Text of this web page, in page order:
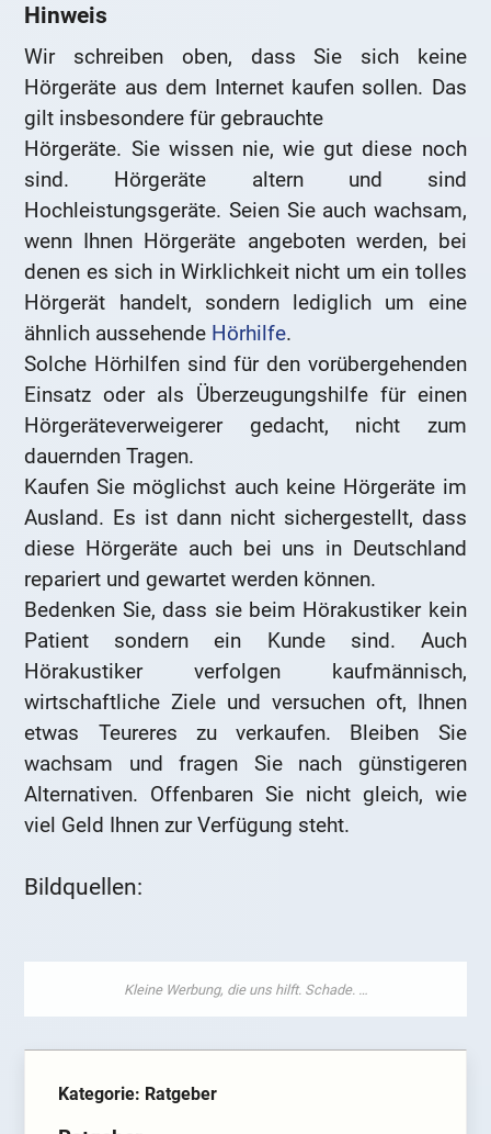
Hinweis
Wir schreiben oben, dass Sie sich keine
Hörgeräte aus dem Internet kaufen sollen. Das
gilt insbesondere für gebrauchte
Hörgeräte. Sie wissen nie, wie gut diese noch
sind. Hörgeräte altern und sind
Hochleistungsgeräte. Seien Sie auch wachsam,
wenn Ihnen Hörgeräte angeboten werden, bei
denen es sich in Wirklichkeit nicht um ein tolles
Hörgerät handelt, sondern lediglich um eine
ähnlich aussehende Hörhilfe.
Solche Hörhilfen sind für den vorübergehenden
Einsatz oder als Überzeugungshilfe für einen
Hörgeräteverweigerer gedacht, nicht zum
dauernden Tragen.
Kaufen Sie möglichst auch keine Hörgeräte im
Ausland. Es ist dann nicht sichergestellt, dass
diese Hörgeräte auch bei uns in Deutschland
repariert und gewartet werden können.
Bedenken Sie, dass sie beim Hörakustiker kein
Patient sondern ein Kunde sind. Auch
Hörakustiker verfolgen kaufmännisch,
wirtschaftliche Ziele und versuchen oft, Ihnen
etwas Teureres zu verkaufen. Bleiben Sie
wachsam und fragen Sie nach günstigeren
Alternativen. Offenbaren Sie nicht gleich, wie
viel Geld Ihnen zur Verfügung steht.
Bildquellen:
Kategorie: Ratgeber